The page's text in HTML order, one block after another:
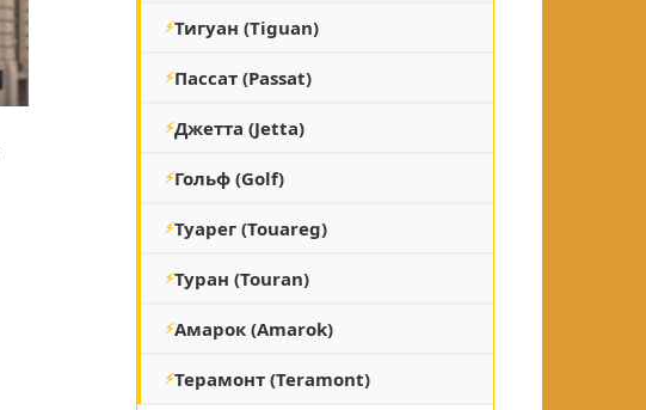
Тигуан (Tiguan)
Пассат (Passat)
Джетта (Jetta)
Гольф (Golf)
Туарег (Touareg)
Туран (Touran)
Амарок (Amarok)
Терамонт (Teramont)